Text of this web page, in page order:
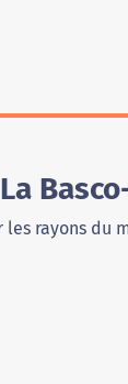
rayons du